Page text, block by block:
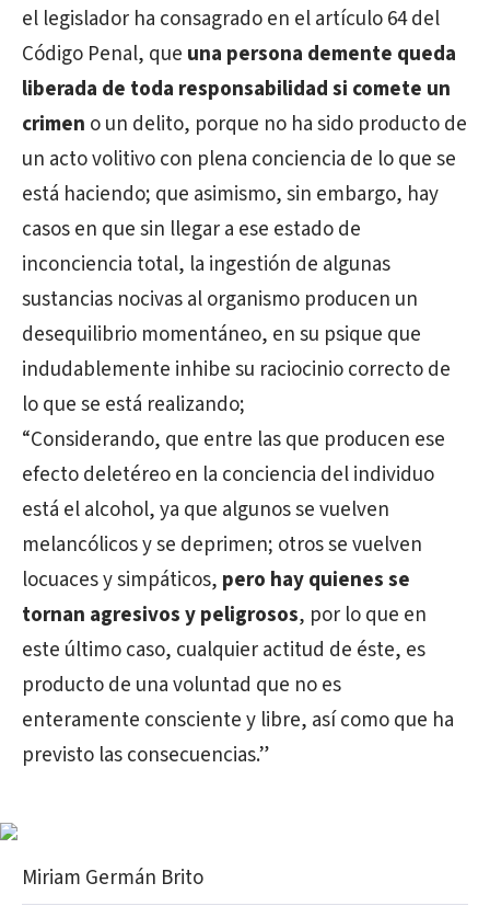
el legislador ha consagrado en el artículo 64 del
Código Penal, que una persona demente queda
liberada de toda responsabilidad si comete un
crimen o un delito, porque no ha sido producto de
un acto volitivo con plena conciencia de lo que se
está haciendo; que asimismo, sin embargo, hay
casos en que sin llegar a ese estado de
inconciencia total, la ingestión de algunas
sustancias nocivas al organismo producen un
desequilibrio momentáneo, en su psique que
indudablemente inhibe su raciocinio correcto de
lo que se está realizando;
“Considerando, que entre las que producen ese
efecto deletéreo en la conciencia del individuo
está el alcohol, ya que algunos se vuelven
melancólicos y se deprimen; otros se vuelven
locuaces y simpáticos, pero hay quienes se
tornan agresivos y peligrosos, por lo que en
este último caso, cualquier actitud de éste, es
producto de una voluntad que no es
enteramente consciente y libre, así como que ha
previsto las consecuencias.”
Miriam Germán Brito